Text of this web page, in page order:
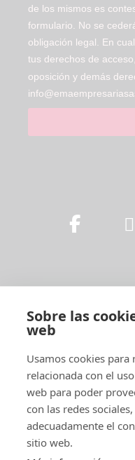
de los mismos es
formulario. No se
obligación legal. En
tus derechos de
oposición y demás
Sobre las
web
Usamos cookies
relacionada con el
web para poder
con las redes
adecuadamente el
sitio web.